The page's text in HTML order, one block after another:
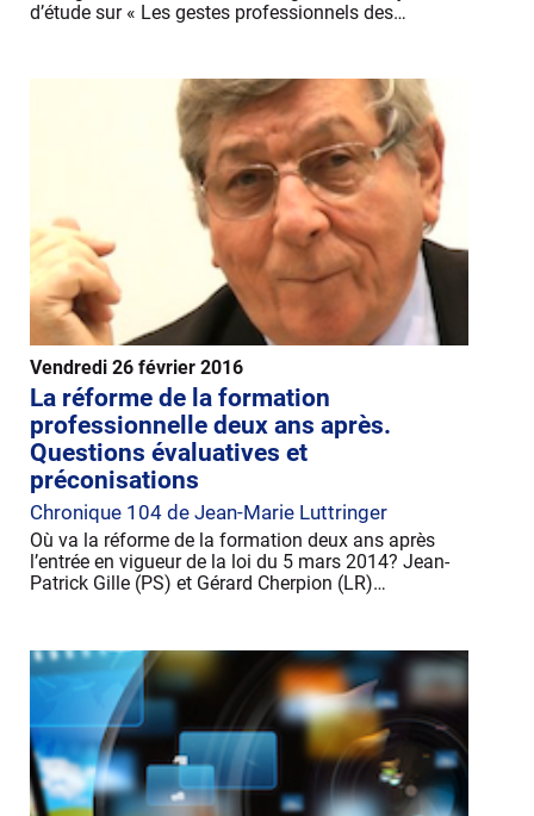
d’étude sur « Les gestes professionnels des…
Vendredi 26 février 2016
La réforme de la formation
professionnelle deux ans après.
Questions évaluatives et
préconisations
Chronique 104 de Jean-Marie Luttringer
Où va la réforme de la formation deux ans après
l’entrée en vigueur de la loi du 5 mars 2014? Jean-
Patrick Gille (PS) et Gérard Cherpion (LR)…